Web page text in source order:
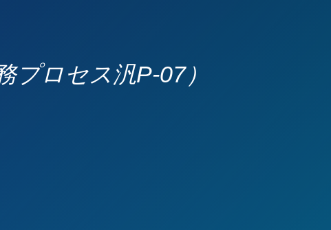
ロセス汎P-07）